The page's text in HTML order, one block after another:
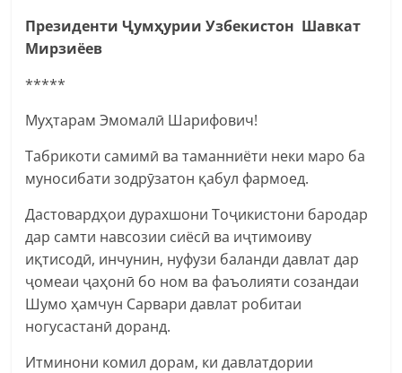
Президенти Ҷумҳурии Узбекистон Шавкат
Мирзиёев
*****
Муҳтарам Эмомалӣ Шарифович!
Табрикоти самимӣ ва таманниёти неки маро ба
муносибати зодрӯзатон қабул фармоед.
Дастовардҳои дурахшони Тоҷикистони бародар
дар самти навсозии сиёсӣ ва иҷтимоиву
иқтисодӣ, инчунин, нуфузи баланди давлат дар
ҷомеаи ҷаҳонӣ бо ном ва фаъолияти созандаи
Шумо ҳамчун Сарвари давлат робитаи
ногусастанӣ доранд.
Итминони комил дорам, ки давлатдории